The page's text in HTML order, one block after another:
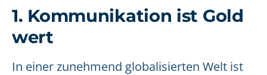
1. Kommunikation ist Gold
wert
In einer zunehmend globalisierten Welt ist